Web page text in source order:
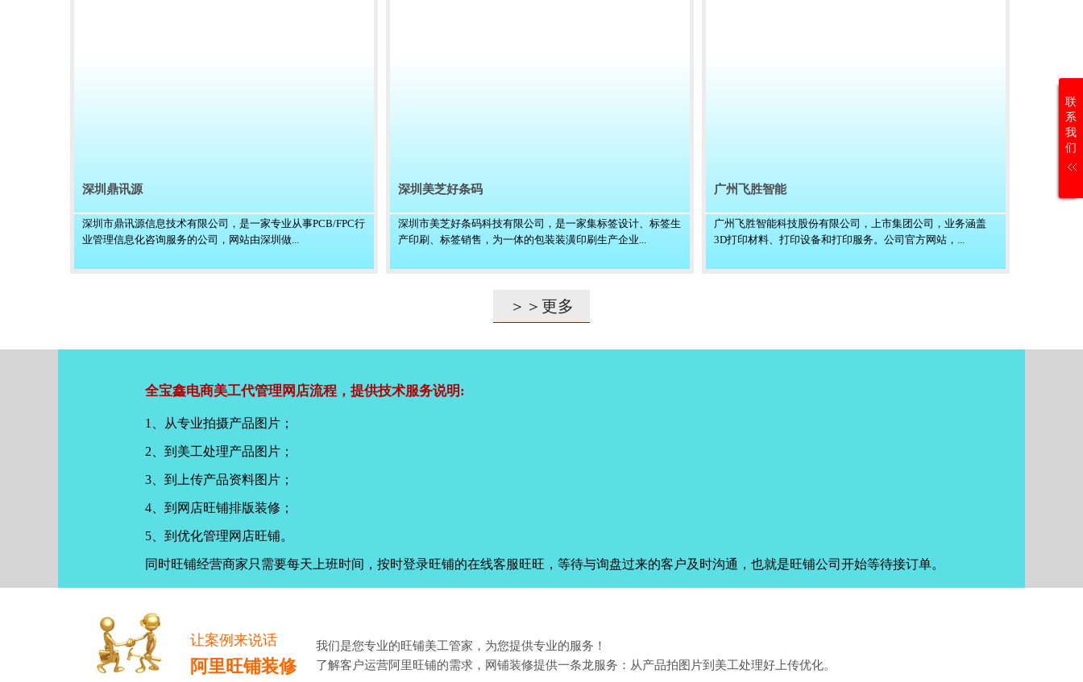
深圳鼎讯源
深圳市鼎讯源信息技术有限公司，是一家专业从事PCB/FPC行
业管理信息化咨询服务的公司，网站由深圳做...
深圳美芝好条码
深圳市美芝好条码科技有限公司，是一家集标签设计、标签生
产印刷、标签销售，为一体的包装装潢印刷生产企业...
广州飞胜智能
广州飞胜智能科技股份有限公司，上市集团公司，业务涵盖
3D打印材料、打印设备和打印服务。公司官方网站，...
＞＞更多
全宝鑫电商美工代管理网店流程，提供技术服务说明:
1、从专业拍摄产品图片；
2、到美工处理产品图片；
3、到上传产品资料图片；
4、到网店旺铺排版装修；
5、到优化管理网店旺铺。
同时旺铺经营商家只需要每天上班时间，按时登录旺铺的在线客服旺旺，等待与询盘过来的客户及时沟通，也就是旺铺公司开始等待接订单。
让案例来说话
阿里旺铺装修
我们是您专业的旺铺美工管家，为您提供专业的服务！
了解客户运营阿里旺铺的需求，网铺装修提供一条龙服务：从产品拍图片到美工处理好上传优化。
联
系
我
们